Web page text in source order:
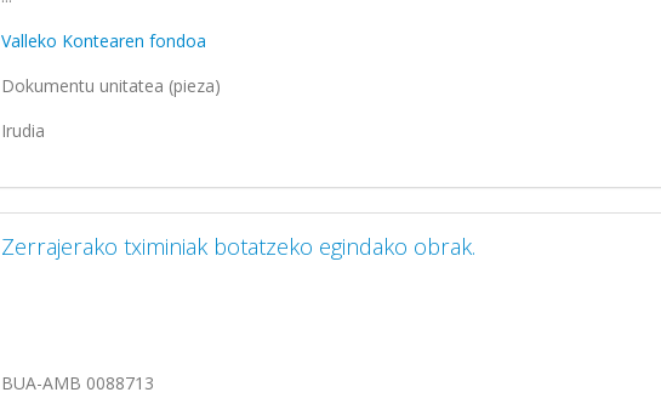
Valleko Kontearen fondoa
Dokumentu unitatea (pieza)
Irudia
Zerrajerako tximiniak botatzeko egindako obrak.
BUA-AMB 0088713